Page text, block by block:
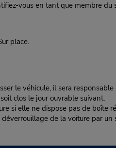
vous en tant que membre du
place.
le véhicule, il sera
clos le jour ouvrable suivant.
si elle ne dispose pas de boîte
de la voiture par un